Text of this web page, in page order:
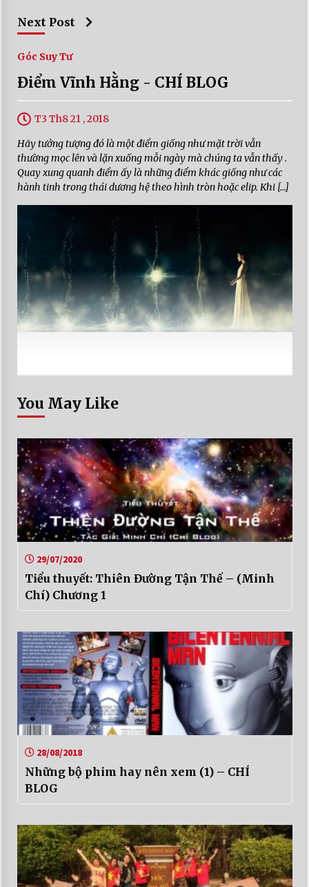
Next Post
Góc Suy Tư
Điểm Vĩnh Hằng - CHÍ BLOG
T3 Th8 21 , 2018
Hãy tưởng tượng đó là một điểm giống như mặt trời vẫn
thường mọc lên và lặn xuống mỗi ngày mà chúng ta vẫn thấy .
Quay xung quanh điểm ấy là những điểm khác giống như các
hành tinh trong thái dương hệ theo hình tròn hoặc elip. Khi […]
You May Like
29/07/2020
Tiểu thuyết: Thiên Đường Tận Thế – (Minh
Chí) Chương 1
28/08/2018
Những bộ phim hay nên xem (1) – CHÍ
BLOG